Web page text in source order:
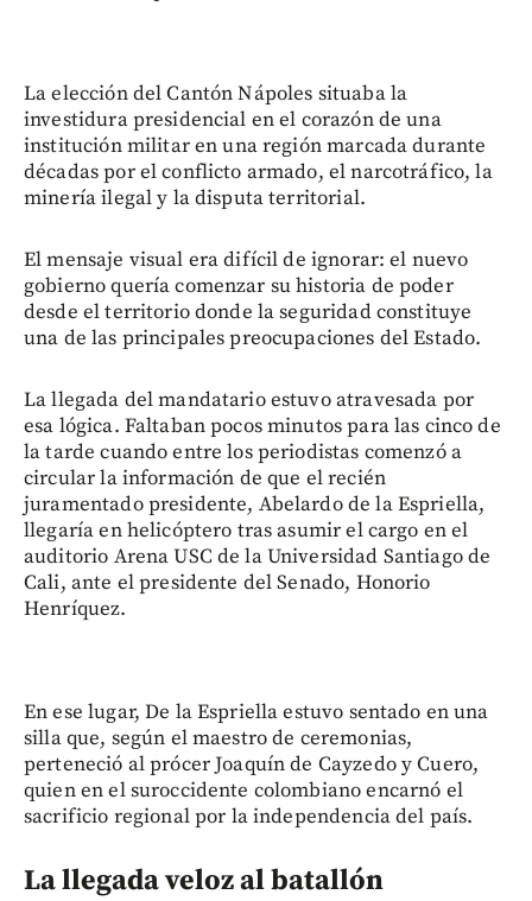
La elección del Cantón Nápoles situaba la
investidura presidencial en el corazón de una
institución militar en una región marcada durante
décadas por el conflicto armado, el narcotráfico, la
minería ilegal y la disputa territorial.
El mensaje visual era difícil de ignorar: el nuevo
gobierno quería comenzar su historia de poder
desde el territorio donde la seguridad constituye
una de las principales preocupaciones del Estado.
La llegada del mandatario estuvo atravesada por
esa lógica. Faltaban pocos minutos para las cinco de
la tarde cuando entre los periodistas comenzó a
circular la información de que el recién
juramentado presidente, Abelardo de la Espriella,
llegaría en helicóptero tras asumir el cargo en el
auditorio Arena USC de la Universidad Santiago de
Cali, ante el presidente del Senado, Honorio
Henríquez.
En ese lugar, De la Espriella estuvo sentado en una
silla que, según el maestro de ceremonias,
perteneció al prócer Joaquín de Cayzedo y Cuero,
quien en el suroccidente colombiano encarnó el
sacrificio regional por la independencia del país.
La llegada veloz al batallón